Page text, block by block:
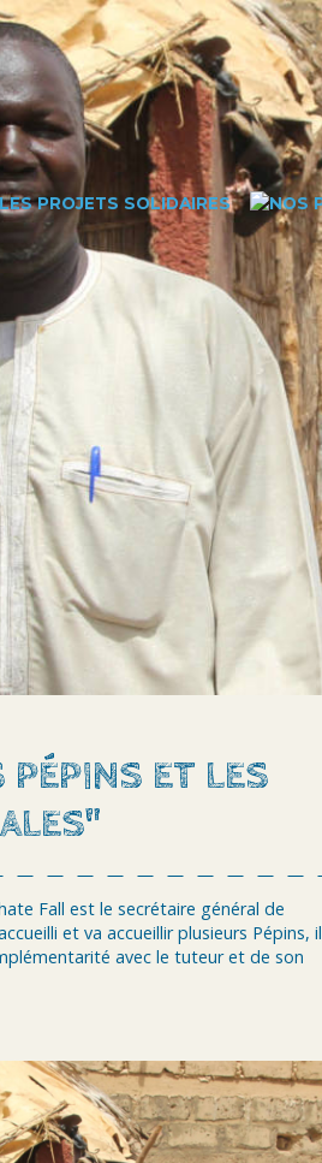
PÉPINS ET LES
Fall est le secrétaire général de
et va accueillir plusieurs Pépins, il
avec le tuteur et de son